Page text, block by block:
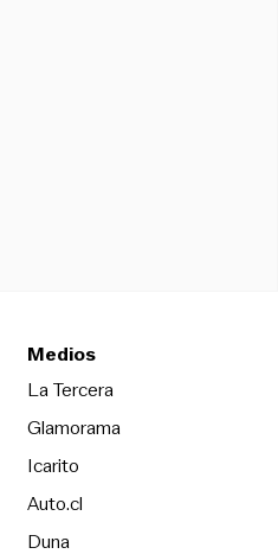
Medios
La TerceraOpens in new
Glamorama
Icarito
Auto.cl
DunaOpens in new window